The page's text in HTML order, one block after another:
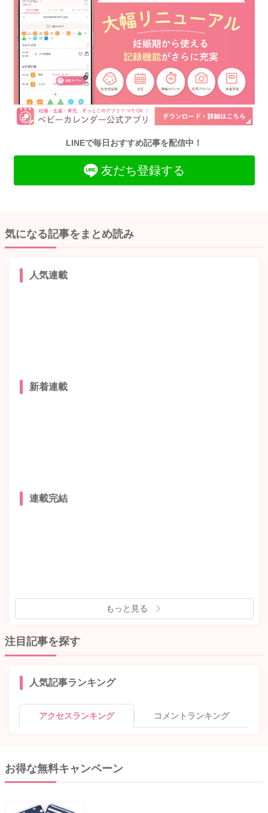
LINEで毎日おすすめ記事を配信中！
友だち登録する
気になる記事をまとめ読み
人気連載
新着連載
連載完結
もっと見る
注目記事を探す
人気記事ランキング
アクセスランキング コメントランキング
お得な無料キャンペーン